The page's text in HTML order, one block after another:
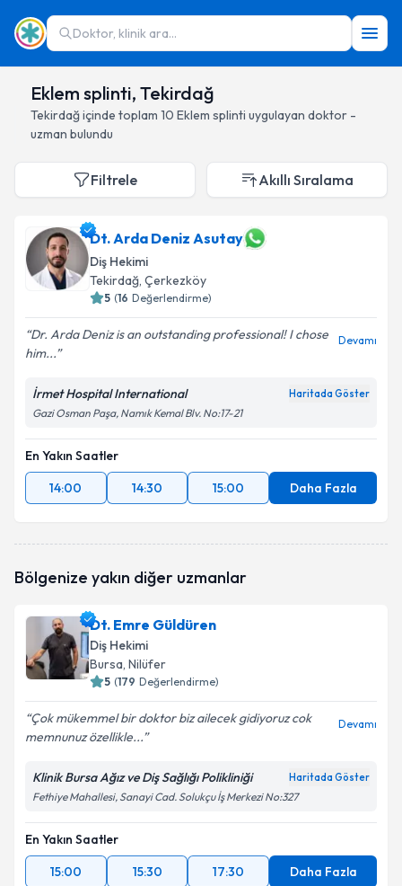
Doktor, klinik ara...
Eklem splinti, Tekirdağ
Tekirdağiçinde toplam 10 Eklem splinti uygulayan doktor -
uzman bulundu
Filtrele Akıllı Sıralama
Dt. Arda Deniz Asutay
Diş Hekimi
Tekirdağ, Çerkezköy
5 (16 Değerlendirme)
Dr. Arda Deniz is an outstanding professional! I chose
him...
Devamı
İrmet Hospital International Haritada Göster
Gazi Osman Paşa, Namık Kemal Blv. No:17-21
En Yakın Saatler
14:00
14:30 15:00 Daha Fazla
Bölgenize yakın diğer uzmanlar
Dt. Emre Güldüren
Diş Hekimi
Bursa, Nilüfer
5 (179 Değerlendirme)
Çok mükemmel bir doktor biz ailecek gidiyoruz cok
memnunuz özellikle...
Devamı
Klinik Bursa Ağız ve Diş Sağlığı Polikliniği Haritada Göster
Fethiye Mahallesi, Sanayi Cad. Solukçu İş Merkezi No:327
En Yakın Saatler
15:00
15:30 17:30 Daha Fazla